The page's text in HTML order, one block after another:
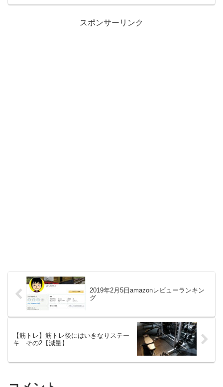
スポンサーリンク
2019年2月5日amazonレビューランキン
グ
【筋トレ】筋トレ後にはいきなりステー
キ その2【減量】